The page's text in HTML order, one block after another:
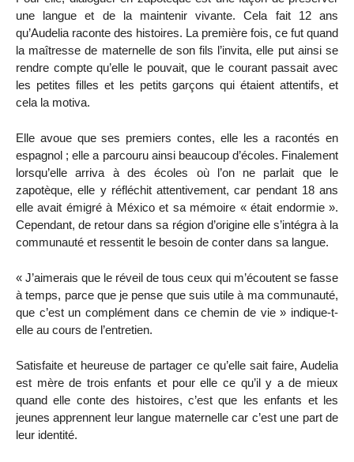
une langue et de la maintenir vivante. Cela fait 12 ans
qu’Audelia raconte des histoires. La première fois, ce fut quand
la maîtresse de maternelle de son fils l’invita, elle put ainsi se
rendre compte qu’elle le pouvait, que le courant passait avec
les petites filles et les petits garçons qui étaient attentifs, et
cela la motiva.
Elle avoue que ses premiers contes, elle les a racontés en
espagnol ; elle a parcouru ainsi beaucoup d’écoles. Finalement
lorsqu’elle arriva à des écoles où l’on ne parlait que le
zapotèque, elle y réfléchit attentivement, car pendant 18 ans
elle avait émigré à México et sa mémoire « était endormie ».
Cependant, de retour dans sa région d’origine elle s’intégra à la
communauté et ressentit le besoin de conter dans sa langue.
« J’aimerais que le réveil de tous ceux qui m’écoutent se fasse
à temps, parce que je pense que suis utile à ma communauté,
que c’est un complément dans ce chemin de vie » indique-t-
elle au cours de l’entretien.
Satisfaite et heureuse de partager ce qu’elle sait faire, Audelia
est mère de trois enfants et pour elle ce qu’il y a de mieux
quand elle conte des histoires, c’est que les enfants et les
jeunes apprennent leur langue maternelle car c’est une part de
leur identité.